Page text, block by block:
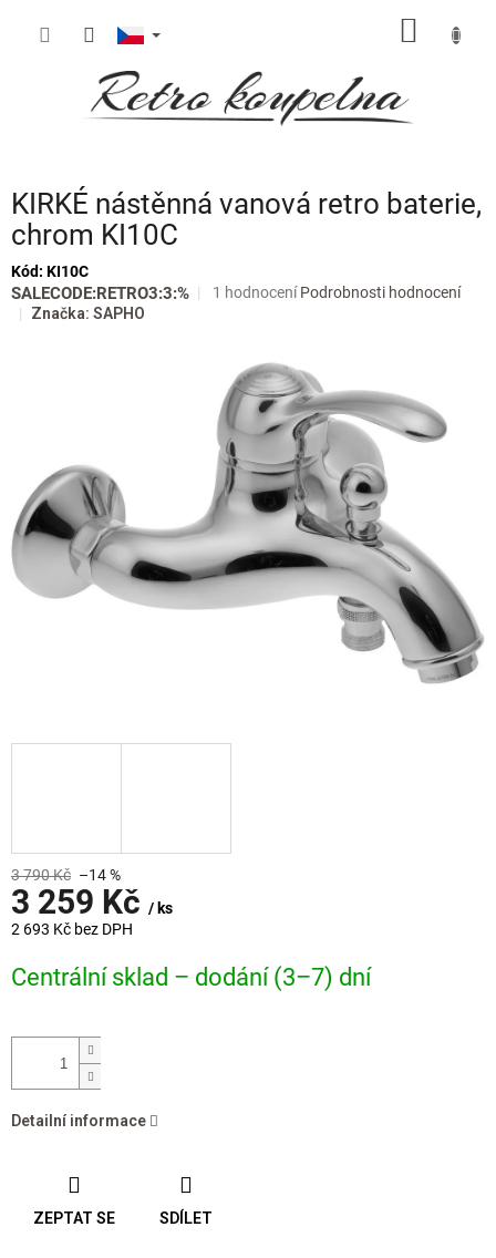
KIRKÉ nástěnná vanová retro baterie,
chrom KI10C
Kód: KI10C
SALECODE:RETRO3:3:%
Průměrné
5
hvězdiček.
1 hodnocení Podrobnosti hodnocení
Značka: SAPHO
3 790 Kč –14 %
3 259 Kč / ks
2 693 Kč bez DPH
cena:
Centrální sklad – dodání (3–7) dní
Detailní informace
ZEPTAT SE SDÍLET